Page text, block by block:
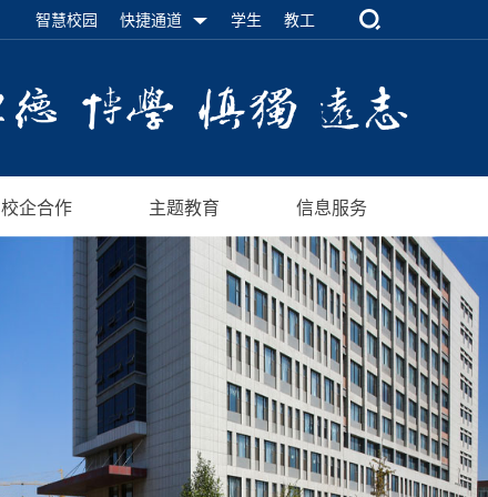
智慧校园 快捷通道 学生 教工
校企合作 主题教育 信息服务